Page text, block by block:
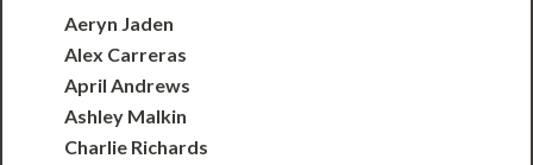
Aeryn Jaden
Alex Carreras
April Andrews
Ashley Malkin
Charlie Richards